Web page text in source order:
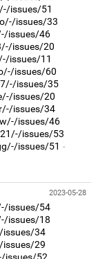
issues/51
issues/33
issues/46
issues/20
issues/11
issues/60
issues/35
issues/20
issues/34
issues/46
issues/53
issues/51
2023-05-28
issues/54
issues/18
34
29